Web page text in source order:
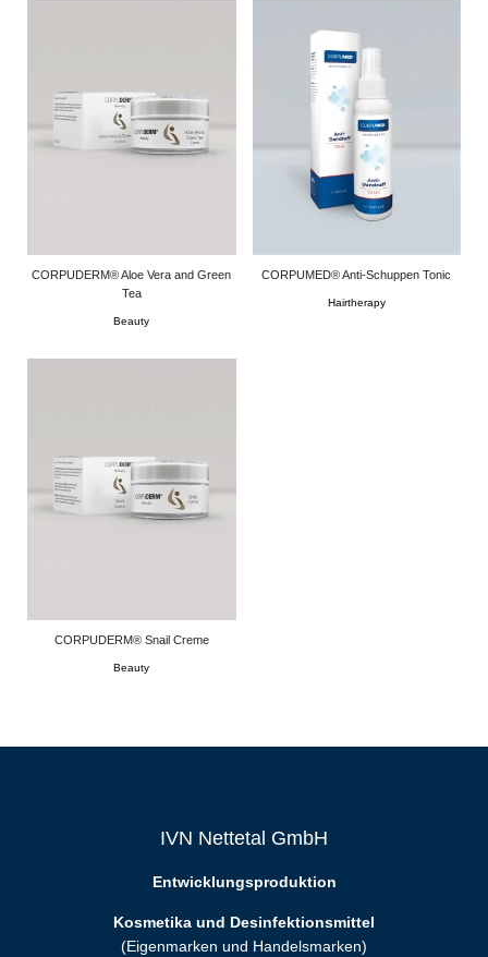
CORPUDERM® Aloe Vera and Green
Tea
Beauty
CORPUMED® Anti-Schuppen Tonic
Hairtherapy
CORPUDERM® Snail Creme
Beauty
IVN Nettetal GmbH
Entwicklungsproduktion
Kosmetika und Desinfektionsmittel
(Eigenmarken und Handelsmarken)